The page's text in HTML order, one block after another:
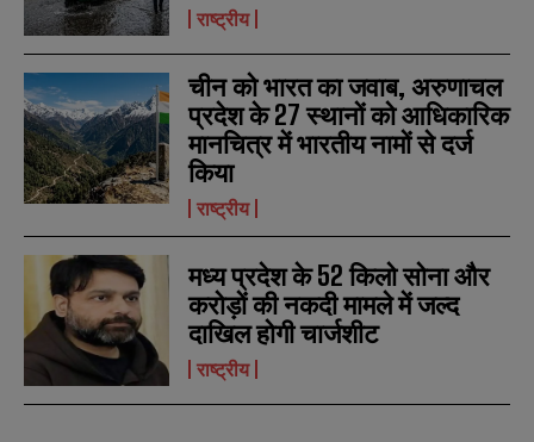
राष्ट्रीय
चीन को भारत का जवाब, अरुणाचल
प्रदेश के 27 स्थानों को आधिकारिक
मानचित्र में भारतीय नामों से दर्ज
किया
राष्ट्रीय
मध्य प्रदेश के 52 किलो सोना और
करोड़ों की नकदी मामले में जल्द
दाखिल होगी चार्जशीट
राष्ट्रीय